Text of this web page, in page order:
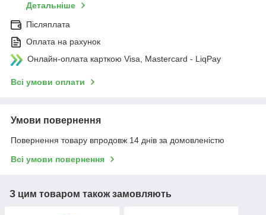
Детальніше
Післяплата
Оплата на рахунок
Онлайн-оплата карткою Visa, Mastercard - LiqPay
Всі умови оплати
Умови повернення
Повернення товару впродовж 14 днів за домовленістю
Всі умови повернення
З цим товаром також замовляють